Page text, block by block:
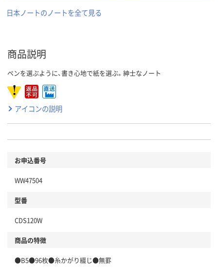
日本ノートのノートを全て見る
商品説明
ペンを選ぶように、書き心地で紙を選ぶ。紳士なノート
アイコンの説明
お申込番号
WW47504
型番
CDS120W
商品の特徴
●B5●96枚●糸かがり綴じ●無罫